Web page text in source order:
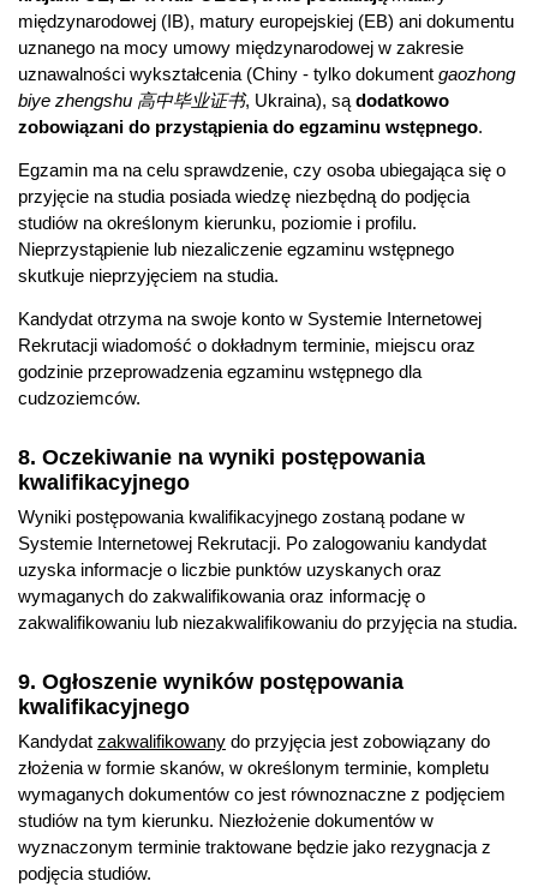
międzynarodowej (IB), matury europejskiej (EB) ani dokumentu
uznanego na mocy umowy międzynarodowej w zakresie
uznawalności wykształcenia (Chiny - tylko dokument gaozhong
biye zhengshu 高中毕业证书, Ukraina), są dodatkowo
zobowiązani do przystąpienia do egzaminu wstępnego.
Egzamin ma na celu sprawdzenie, czy osoba ubiegająca się o
przyjęcie na studia posiada wiedzę niezbędną do podjęcia
studiów na określonym kierunku, poziomie i profilu.
Nieprzystąpienie lub niezaliczenie egzaminu wstępnego
skutkuje nieprzyjęciem na studia.
Kandydat otrzyma na swoje konto w Systemie Internetowej
Rekrutacji wiadomość o dokładnym terminie, miejscu oraz
godzinie przeprowadzenia egzaminu wstępnego dla
cudzoziemców.
8. Oczekiwanie na wyniki postępowania
kwalifikacyjnego
Wyniki postępowania kwalifikacyjnego zostaną podane w
Systemie Internetowej Rekrutacji. Po zalogowaniu kandydat
uzyska informacje o liczbie punktów uzyskanych oraz
wymaganych do zakwalifikowania oraz informację o
zakwalifikowaniu lub niezakwalifikowaniu do przyjęcia na studia.
9. Ogłoszenie wyników postępowania
kwalifikacyjnego
Kandydat zakwalifikowany do przyjęcia jest zobowiązany do
złożenia w formie skanów, w określonym terminie, kompletu
wymaganych dokumentów co jest równoznaczne z podjęciem
studiów na tym kierunku. Niezłożenie dokumentów w
wyznaczonym terminie traktowane będzie jako rezygnacja z
podjęcia studiów.